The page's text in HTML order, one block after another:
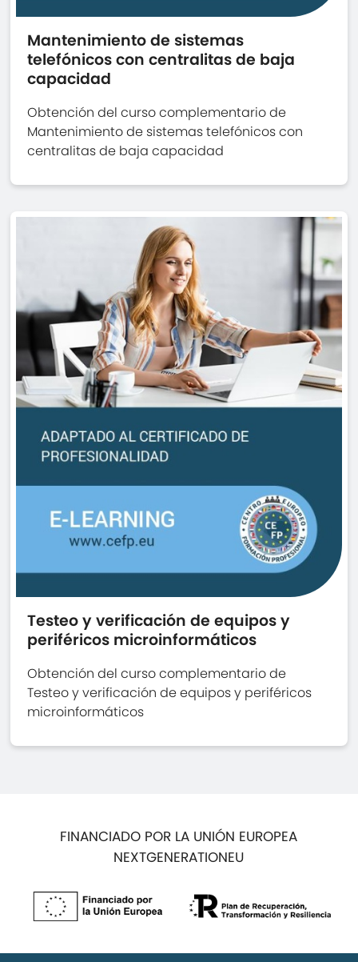
Mantenimiento de sistemas
telefónicos con centralitas de baja
capacidad
Obtención del curso complementario de
Mantenimiento de sistemas telefónicos con
centralitas de baja capacidad
Testeo y verificación de equipos y
periféricos microinformáticos
Obtención del curso complementario de
Testeo y verificación de equipos y periféricos
microinformáticos
FINANCIADO POR LA UNIÓN EUROPEA
NEXTGENERATIONEU